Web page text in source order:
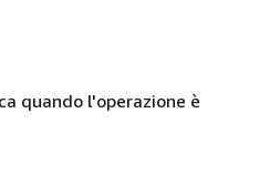
quando l'operazione è